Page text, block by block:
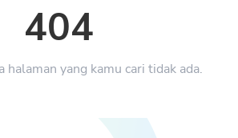
404
halaman yang kamu cari tidak ada.